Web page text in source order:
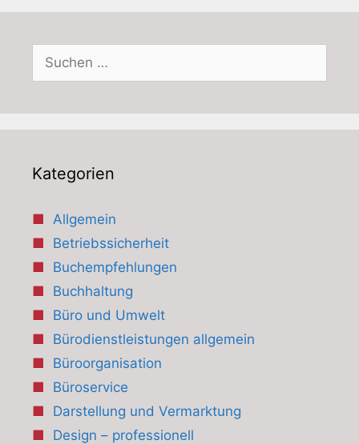
Suchen
nach:
Kategorien
Allgemein
Betriebssicherheit
Buchempfehlungen
Buchhaltung
Büro und Umwelt
Bürodienstleistungen allgemein
Büroorganisation
Büroservice
Darstellung und Vermarktung
Design – professionell